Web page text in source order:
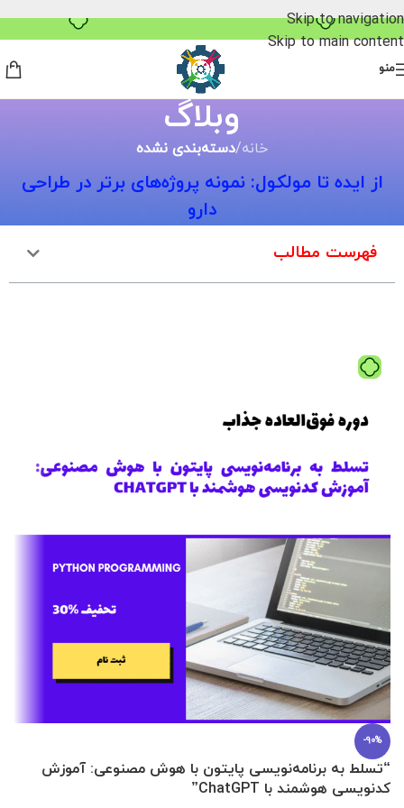
خرید قسطی با ترب‌پی
Skip to navigation
Skip to main content
منو
وبلاگ
خانه/دسته‌بندی نشده
از ایده تا مولکول: نمونه پروژه‌های برتر در طراحی
دارو
فهرست مطالب
-90%
“تسلط به برنامه‌نویسی پایتون با هوش مصنوعی: آموزش
کدنویسی هوشمند با ChatGPT”